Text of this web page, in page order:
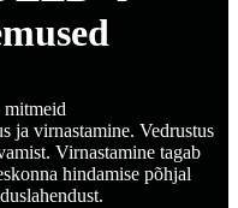
ja virnastamine. Vedrustus
Virnastamine tagab
hindamise põhjal